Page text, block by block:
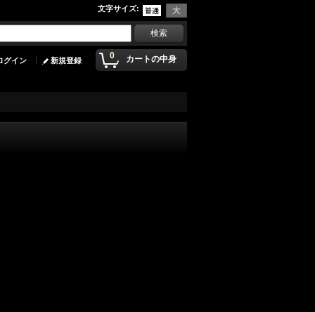
文字サイズ:
0 カートの中身
グイン 新規登録